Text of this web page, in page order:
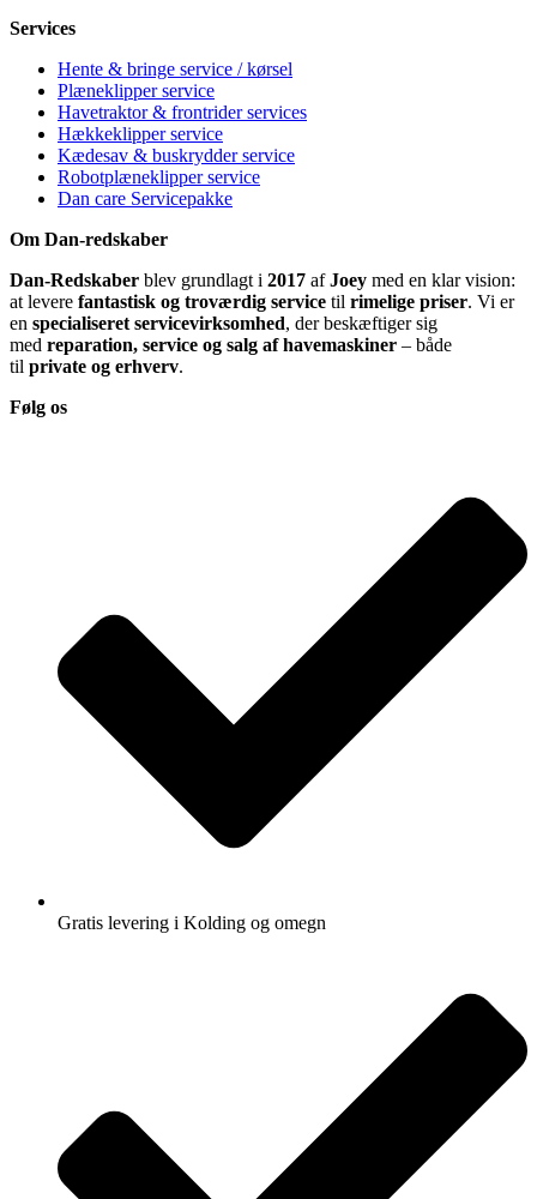
Services
Hente & bringe service / kørsel
Plæneklipper service
Havetraktor & frontrider services
Hækkeklipper service
Kædesav & buskrydder service
Robotplæneklipper service
Dan care Servicepakke
Om Dan-redskaber
Dan-Redskaber blev grundlagt i 2017 afJoey med en klar vision:
at levere fantastisk og troværdig service til rimelige priser. Vi er
en specialiseret servicevirksomhed, der beskæftiger sig
med reparation, service og salg af havemaskiner – både
til private og erhverv.
Følg os
Gratis levering i Kolding og omegn